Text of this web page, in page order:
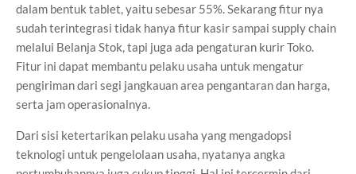
dalam bentuk tablet, yaitu sebesar 55%. Sekarang fitur nya
sudah terintegrasi tidak hanya fitur kasir sampai supply chain
melalui Belanja Stok, tapi juga ada pengaturan kurir Toko.
Fitur ini dapat membantu pelaku usaha untuk mengatur
pengiriman dari segi jangkauan area pengantaran dan harga,
serta jam operasionalnya.
Dari sisi ketertarikan pelaku usaha yang mengadopsi
teknologi untuk pengelolaan usaha, nyatanya angka